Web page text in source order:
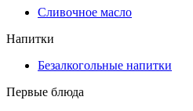
Сливочное масло
Напитки
Безалкогольные напитки
Первые блюда